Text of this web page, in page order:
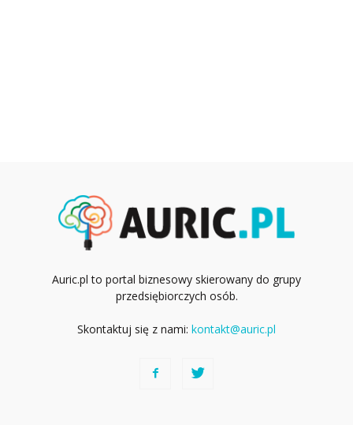
Auric.pl to portal biznesowy skierowany do grupy
przedsiębiorczych osób.
Skontaktuj się z nami: kontakt@auric.pl